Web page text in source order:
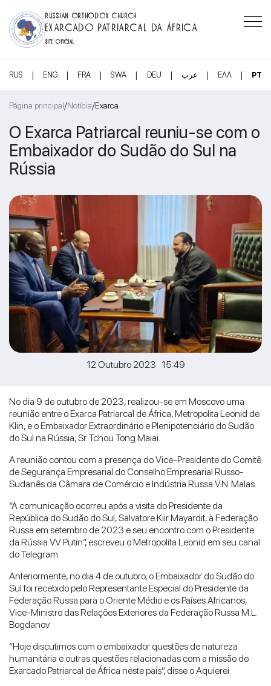
RUSSIAN ORTHODOX CHURCH
EXARCADO PATRIARCAL DA ÁFRICA
SITE OFICIAL
RUS | ENG | FRA | SWA | DEU | عرب | ΕΛΛ | PT
Página principal/Notícia/Exarca
O Exarca Patriarcal reuniu-se com o
Embaixador do Sudão do Sul na
Rússia
12 Outubro 2023 15:49
No dia 9 de outubro de 2023, realizou-se em Moscovo uma
reunião entre o Exarca Patriarcal de África, Metropolita Leonid de
Klin, e o Embaixador Extraordinário e Plenipotenciário do Sudão
do Sul na Rússia, Sr. Tchou Tong Maiai.
A reunião contou com a presença do Vice-Presidente do Comitê
de Segurança Empresarial do Conselho Empresarial Russo-
Sudanês da Câmara de Comércio e Indústria Russa V.N. Malas.
“A comunicação ocorreu após a visita do Presidente da
República do Sudão do Sul, Salvatore Kiir Mayardit, à Federação
Russa em setembro de 2023 e seu encontro com o Presidente
da Rússia V.V. Putin”, escreveu o Metropolita Leonid em seu canal
do Telegram.
Anteriormente, no dia 4 de outubro, o Embaixador do Sudão do
Sul foi recebido pelo Representante Especial do Presidente da
Federação Russa para o Oriente Médio e os Países Africanos,
Vice-Ministro das Relações Exteriores da Federação Russa M.L.
Bogdanov.
“Hoje discutimos com o embaixador questões de natureza
humanitária e outras questões relacionadas com a missão do
Exarcado Patriarcal de África neste país”, disse o Aquierei.